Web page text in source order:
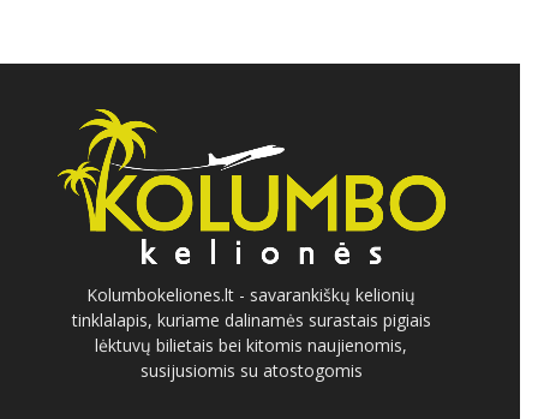
Kolumbokeliones.lt - savarankiškų kelionių
tinklalapis, kuriame dalinamės surastais pigiais
lėktuvų bilietais bei kitomis naujienomis,
susijusiomis su atostogomis